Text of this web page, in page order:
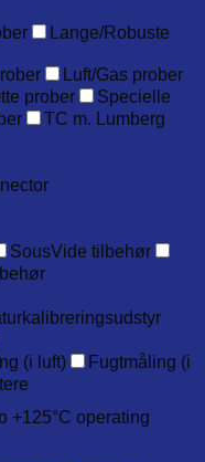
Lange/Robuste
Luft/Gas prober
prober
Specielle
TC m. Lumberg
SousVide tilbehør
(i luft)
Fugtmåling (i
+125°C operating